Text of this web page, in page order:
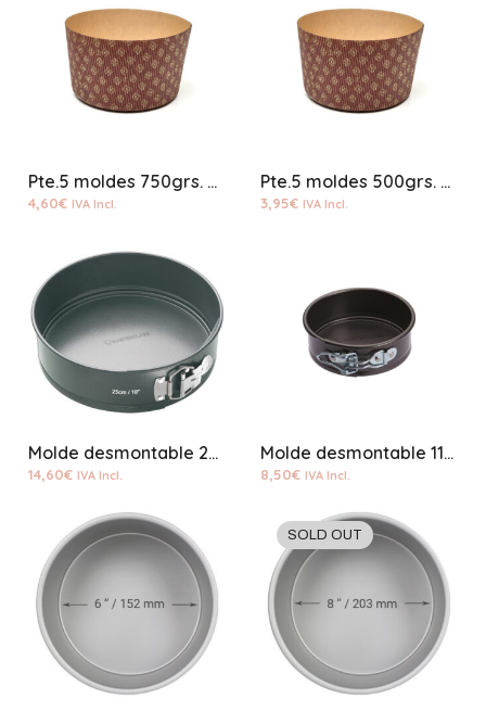
Pte.5 moldes 750grs. papel duro panetone
4,60€ IVA Incl.
Pte.5 moldes 500grs. papel duro panetone
3,95€ IVA Incl.
Molde desmontable 23cm 7 cm altura
14,60€ IVA Incl.
Molde desmontable 11cms 4 cm altura
8,50€ IVA Incl.
SOLD OUT